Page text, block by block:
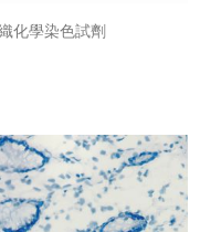
化學染色試劑